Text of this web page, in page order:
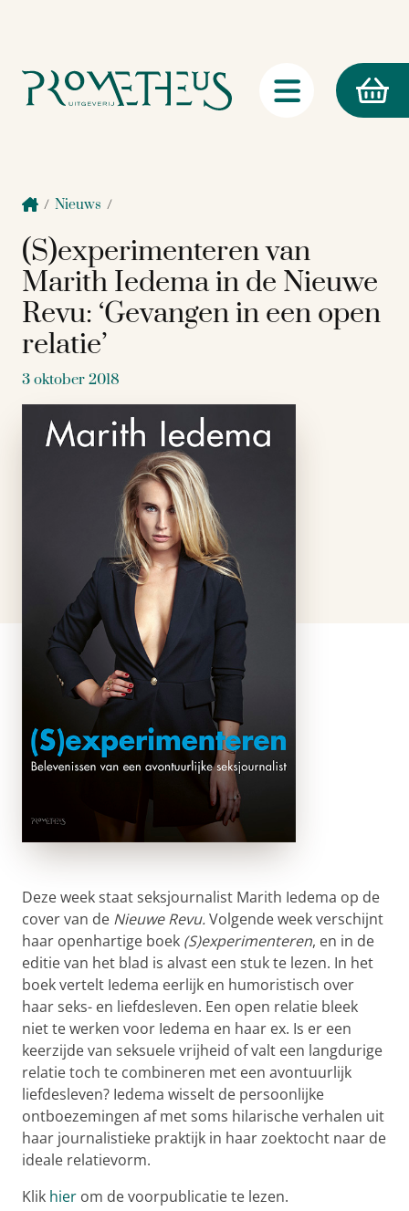
/ Nieuws /
(S)experimenteren van
Marith Iedema in de Nieuwe
Revu: ‘Gevangen in een open
relatie’
3 oktober 2018
Deze week staat seksjournalist Marith Iedema op de
cover van de Nieuwe Revu.Volgende week verschijnt
haar openhartige boek (S)experimenteren, en in de
editie van het blad is alvast een stuk te lezen. In het
boek vertelt Iedema eerlijk en humoristisch over
haar seks- en liefdesleven. Een open relatie bleek
niet te werken voor Iedema en haar ex. Is er een
keerzijde van seksuele vrijheid of valt een langdurige
relatie toch te combineren met een avontuurlijk
liefdesleven? Iedema wisselt de persoonlijke
ontboezemingen af met soms hilarische verhalen uit
haar journalistieke praktijk in haar zoektocht naar de
ideale relatievorm.
Klik hier om de voorpublicatie te lezen.